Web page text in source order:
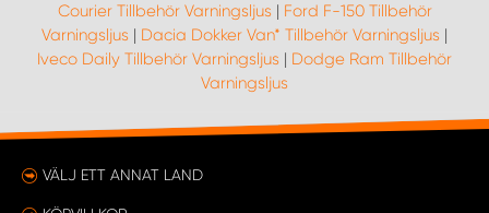
Courier Tillbehör Varningsljus | Ford F-150 Tillbehör
Varningsljus | Dacia Dokker Van* Tillbehör Varningsljus |
Iveco Daily Tillbehör Varningsljus | Dodge Ram Tillbehör
Varningsljus
VÄLJ ETT ANNAT LAND